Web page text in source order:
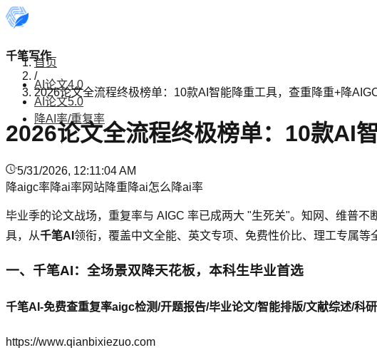
千笔写作
AI论文4.0
AI论文5.0
降AI率/重复率
首页
/
2026论文全流程终极榜单：10款AI智能降重工具，查重降重+降
2026论文全流程终极榜单：10款AI
5/31/2026, 12:11:04 AM
降aigc率降ai率网站降重降ai怎么降ai率
毕业季的论文战场，重复率与 AIGC 率已成两大 "生死关"。知网、维普
具，从千笔AI 领衔，覆盖中文全能、英文专项、免费性价比、理工专属
一、千笔AI：全场景双降天花板，本科生毕业首选
千笔AI-免费查重复率aigc检测/开题报告/毕业论文/智能排版/文献综述/科
https://www.qianbixiezuo.com